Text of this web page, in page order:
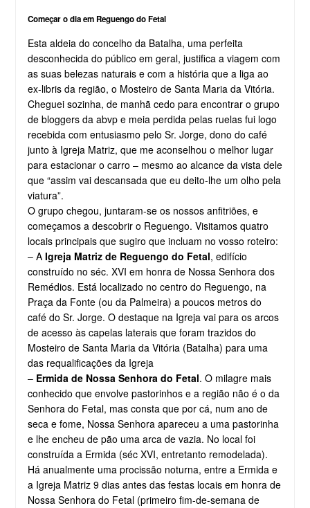
Começar o dia em Reguengo do Fetal
Esta aldeia do concelho da Batalha, uma perfeita
desconhecida do público em geral, justifica a viagem com
as suas belezas naturais e com a história que a liga ao
ex-libris da região, o Mosteiro de Santa Maria da Vitória.
Cheguei sozinha, de manhã cedo para encontrar o grupo
de bloggers da abvp e meia perdida pelas ruelas fui logo
recebida com entusiasmo pelo Sr. Jorge, dono do café
junto à Igreja Matriz, que me aconselhou o melhor lugar
para estacionar o carro – mesmo ao alcance da vista dele
que “assim vai descansada que eu deito-lhe um olho pela
viatura”.
O grupo chegou, juntaram-se os nossos anfitriões, e
começamos a descobrir o Reguengo. Visitamos quatro
locais principais que sugiro que incluam no vosso roteiro:
– A Igreja Matriz de Reguengo do Fetal, edifício
construído no séc. XVI em honra de Nossa Senhora dos
Remédios. Está localizado no centro do Reguengo, na
Praça da Fonte (ou da Palmeira) a poucos metros do
café do Sr. Jorge. O destaque na Igreja vai para os arcos
de acesso às capelas laterais que foram trazidos do
Mosteiro de Santa Maria da Vitória (Batalha) para uma
das requalificações da Igreja
– Ermida de Nossa Senhora do Fetal. O milagre mais
conhecido que envolve pastorinhos e a região não é o da
Senhora do Fetal, mas consta que por cá, num ano de
seca e fome, Nossa Senhora apareceu a uma pastorinha
e lhe encheu de pão uma arca de vazia. No local foi
construída a Ermida (séc XVI, entretanto remodelada).
Há anualmente uma procissão noturna, entre a Ermida e
a Igreja Matriz 9 dias antes das festas locais em honra de
Nossa Senhora do Fetal (primeiro fim-de-semana de